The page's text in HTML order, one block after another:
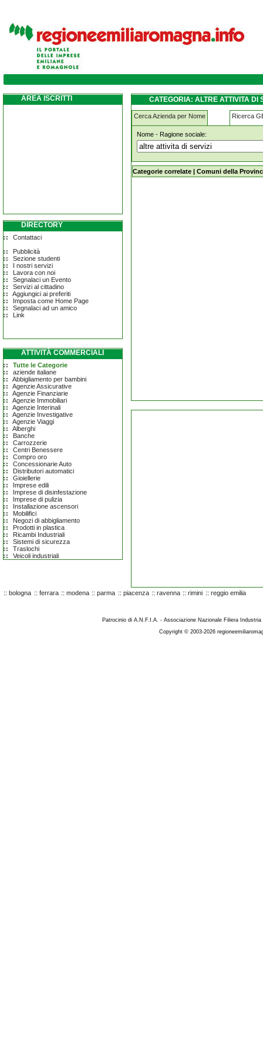
altre-attivita-di-servizi cadeo
AREA ISCRITTI
DIRECTORY
Contattaci
Pubblicità
Sezione studenti
I nostri servizi
Lavora con noi
Segnalaci un Evento
Servizi al cittadino
Aggiungici ai preferiti
Imposta come Home Page
Segnalaci ad un amico
Link
ATTIVITÀ COMMERCIALI
Tutte le Categorie
aziende italiane
Abbigliamento per bambini
Agenzie Assicurative
Agenzie Finanziarie
Agenzie Immobiliari
Agenzie Interinali
Agenzie Investigative
Agenzie Viaggi
Alberghi
Banche
Carrozzerie
Centri Benessere
Compro oro
Concessionarie Auto
Distributori automatici
Gioiellerie
Imprese edili
Imprese di disinfestazione
Imprese di pulizia
Installazione ascensori
Mobilifici
Negozi di abbigliamento
Prodotti in plastica
Ricambi Industriali
Sistemi di sicurezza
Traslochi
Veicoli industriali
CATEGORIA: ALTRE ATTIVITA DI
Cerca Azienda per Nome Ricerca
Nome - Ragione sociale:
altre-attivita-di-servizi cadeo
Categorie correlate | Comuni della
:: bologna :: ferrara :: modena :: parma :: piacenza :: ravenna :: rimini :: reggio emilia
Patrocinio di A.N.F.I.A. - Associazione Nazionale Filiera
Copyright © 2003-2026